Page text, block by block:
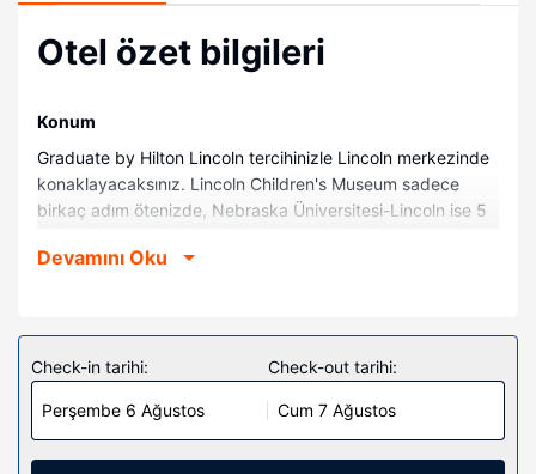
Otel özet bilgileri
Konum
Graduate by Hilton Lincoln tercihinizle Lincoln merkezinde
konaklayacaksınız. Lincoln Children's Museum sadece
birkaç adım ötenizde, Nebraska Üniversitesi-Lincoln ise 5
ile 0,7 km (0,5 mil) ve Sheldon Sanat Müzesi ile 0,8 km
Misafirlerimizin konforu ve rahatı için 231 klimalı oda
buzdolabı ve düz ekran televizyon bulunmaktadır.
Misafirlerimize ücretsiz kablosuz internet sunulmaktadır.
Misafirlerimizin iyi vakit geçirebilmesi için kablolu TV
kanalları vardır. Özel banyo, duş/küvet kombinasyonu,
Devamını Oku
Check-in tarihi:
Perşembe 6 Ağustos
Check-out tarihi:
Cum 7 Ağustos